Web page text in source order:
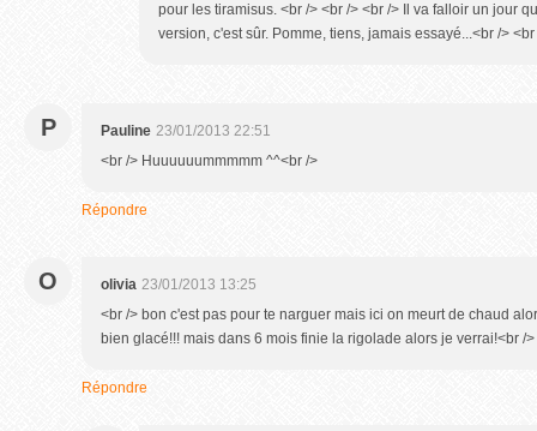
pour les tiramisus. <br /> <br /> <br /> Il va falloir un jour
version, c'est sûr. Pomme, tiens, jamais essayé...<br />
P Pauline 23/01/2013 22:51
<br /> Huuuuuummmmm ^^<br />
Répondre
O olivia 23/01/2013 13:25
<br /> bon c'est pas pour te narguer mais ici on meurt de chaud
bien glacé!!! mais dans 6 mois finie la rigolade alors je verrai!<br />
Répondre